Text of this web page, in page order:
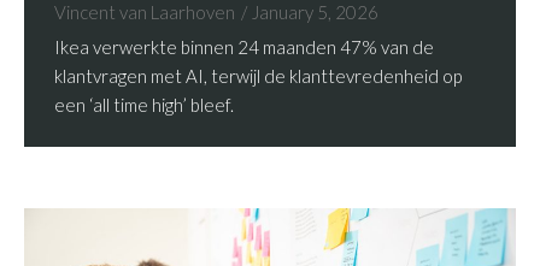
Vincent van Laarhoven
January 5, 2026
Ikea verwerkte binnen 24 maanden 47% van de
klantvragen met AI, terwijl de klanttevredenheid op
een ‘all time high’ bleef.